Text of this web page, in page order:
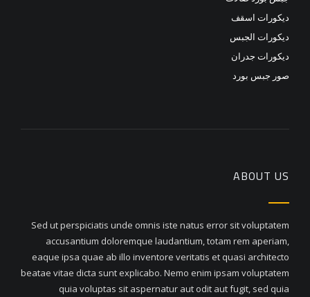
ديكورات اسقف
ديكورات الجبس
ديكورات جدران
صور جبس بورد
ABOUT US
Sed ut perspiciatis unde omnis iste natus error sit voluptatem
accusantium doloremque laudantium, totam rem aperiam,
eaque ipsa quae ab illo inventore veritatis et quasi architecto
beatae vitae dicta sunt explicabo. Nemo enim ipsam voluptatem
quia voluptas sit aspernatur aut odit aut fugit, sed quia